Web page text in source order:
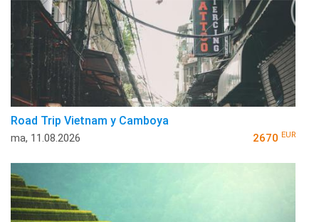
Road Trip Vietnam y Camboya
ma, 11.08.2026 2670 EUR